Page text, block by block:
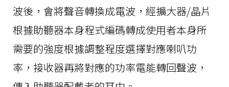
波後，會將聲音轉換成電波，經擴大器/晶片
根據助聽器本身程式編碼轉成使用者本身所
需要的強度根據調整程度選擇對應喇叭功
率，接收器再將對應的功率電能轉回聲波，